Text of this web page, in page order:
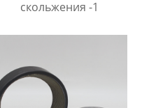
скольжения -1